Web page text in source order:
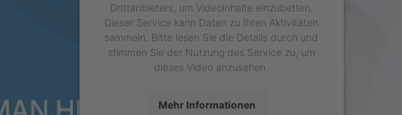
Drittanbieters, um Videoinhalte einzubetten.
Dieser Service kann Daten zu Ihren Aktivitäten
sammeln. Bitte lesen Sie die Details durch und
stimmen Sie der Nutzung des Service zu, um
dieses Video anzusehen.
Mehr Informationen